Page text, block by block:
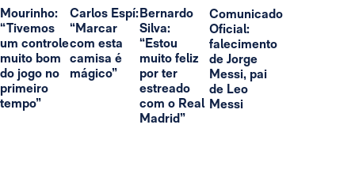
Mourinho:
“Tivemos
um controle
muito bom
do jogo no
primeiro
tempo”
Carlos Espí:
“Marcar
com esta
camisa é
mágico”
Bernardo
Silva:
“Estou
muito feliz
por ter
estreado
com o Real
Madrid”
Comunicado
Oficial:
falecimento
de Jorge
Messi, pai
de Leo
Messi